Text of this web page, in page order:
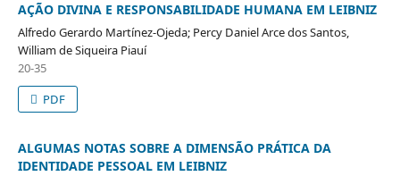
AÇÃO DIVINA E RESPONSABILIDADE HUMANA EM LEIBNIZ
Alfredo Gerardo Martínez-Ojeda; Percy Daniel Arce dos Santos,
William de Siqueira Piauí
20-35
PDF
ALGUMAS NOTAS SOBRE A DIMENSÃO PRÁTICA DA
IDENTIDADE PESSOAL EM LEIBNIZ